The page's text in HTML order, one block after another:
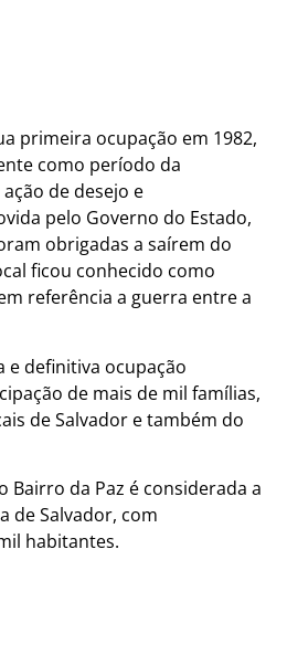
primeira ocupação em 1982,
como período da
de desejo e
pelo Governo do Estado,
obrigadas a saírem do
ficou conhecido como
referência a guerra entre a
e definitiva ocupação
de mais de mil famílias,
de Salvador e também do
Bairro da Paz é considerada a
de Salvador, com
habitantes.